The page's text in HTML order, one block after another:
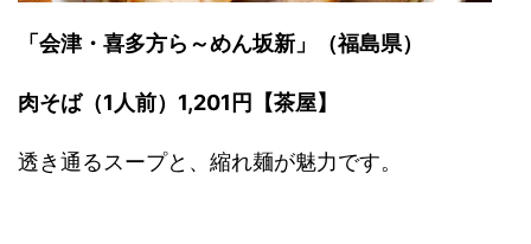
「会津・喜多方ら～めん坂新」（福島県）
肉そば（1人前）1,201円【茶屋】
透き通るスープと、縮れ麺が魅力です。